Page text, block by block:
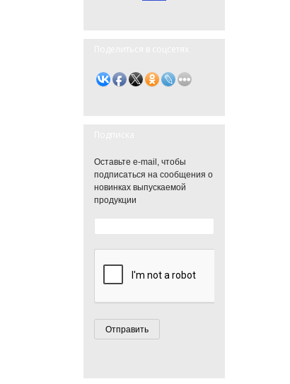
Оставьте e-mail, чтобы
подписаться на сообщения о
новинках выпускаемой
продукции